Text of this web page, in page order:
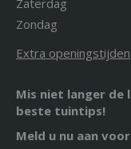
Zondag
Extra openingstijden
Mis niet langer de
beste tuintips!
Meld u nu aan